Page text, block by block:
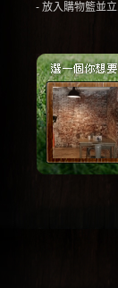
- 放入購物籃並